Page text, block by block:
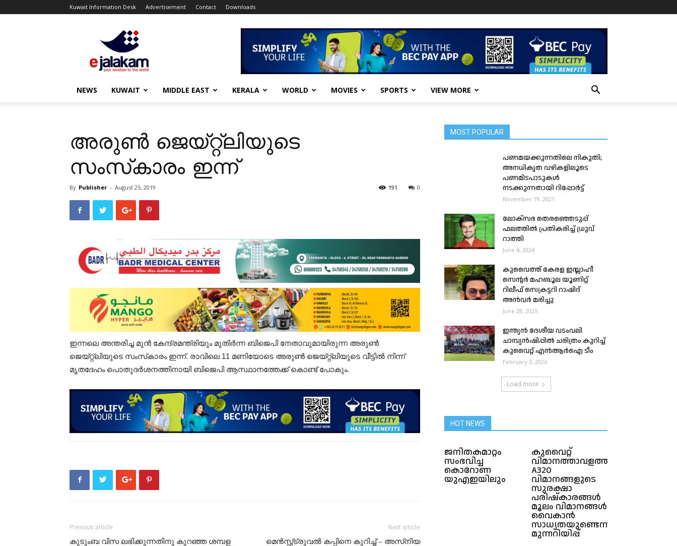
Kuwait Information Desk Advertisement Contact Downloads
ejalakam
NEWS KUWAIT MIDDLE EAST KERALA WORLD MOVIES SPORTS VIEW MORE
അരുൺ ജെയ്റ്റ്ലിയുടെ
സംസ്‌കാരം ഇന്ന്
By Publisher - August 25, 2019 0
191
ഇന്നലെ അന്തരിച്ച മുൻ കേന്ദ്രമന്ത്രിയും മുതിർന്ന ബിജെപി നേതാവുമായിരുന്ന അരുൺ
ജെയ്റ്റ്ലിയുടെ സംസ്‌കാരം ഇന്ന്. രാവിലെ 11 മണിയോടെ അരുൺ ജെയ്റ്റ്ലിയുടെ വീട്ടിൽ നിന്ന്
മൃതദേഹം പൊതുദർശനത്തിനായി ബിജെപി ആസ്ഥാനത്തേക്ക് കൊണ്ട് പോകും.
Previous article
കുടുംബ വിസ ലഭിക്കുന്നതിനു കുറഞ്ഞ ശമ്പള
Next article
മെൻസ്റ്റ്ട്രുവൽ കപ്പിനെ കുറിച്ച് – അസ്‌നിയ
MOST POPULAR
പണമയക്കുന്നതിലെ നികുതി;
അനധികൃത വഴികളിലൂടെ
പണമിടപാടുകൾ
നടക്കുന്നതായി റിപ്പോർട്ട്
November 19, 2021
ലോക്സഭ തെരഞ്ഞെടുപ്പ്
ഫലത്തിൽ പ്രതികരിച്ച് ധ്രുവ്
റാത്തി
June 4, 2024
കുവൈത്ത് കേരള ഇസ്ലാഹീ
സെന്റർ മഹബൂല യൂണിറ്റ്
റിലീഫ് സെക്രട്ടറി റാഷിദ്
അൻവർ മരിച്ചു
June 28, 2025
ഇന്ത്യൻ ദേശീയ വടംവലി
ചാമ്പ്യൻഷിപ്പിൽ ചരിത്രം കുറിച്ച്
കുവൈറ്റ് എൻആർഐ ടീം‌
February 3, 2026
Load more
HOT NEWS
ജനിതകമാറ്റം
സംഭവിച്ച
കൊറോണ
യുഎഇയിലും
കുവൈറ്റ്
വിമാനത്താവളത്തിൽ
A320
വിമാനങ്ങളുടെ
സുരക്ഷാ
പരിഷ്കാരങ്ങൾ
മൂലം വിമാനങ്ങൾ
വൈകാൻ
സാധ്യതയുണ്ടെന്ന്
മുന്നറിയിപ്പ്